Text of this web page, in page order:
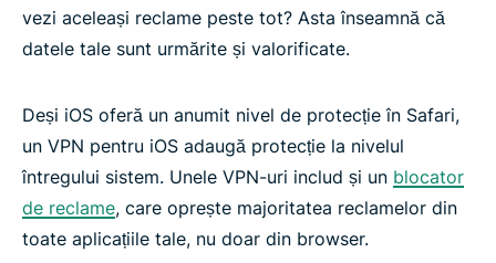
vezi aceleași reclame peste tot? Asta înseamnă că
datele tale sunt urmărite și valorificate.
Deși iOS oferă un anumit nivel de protecție în Safari,
un VPN pentru iOS adaugă protecție la nivelul
întregului sistem. Unele VPN-uri includ și un blocator
de reclame, care oprește majoritatea reclamelor din
toate aplicațiile tale, nu doar din browser.